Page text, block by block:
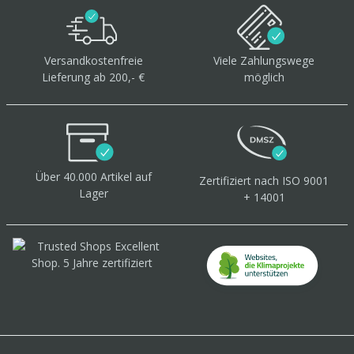
Versandkostenfreie
Lieferung ab 200,- €
Viele Zahlungswege
möglich
Über 40.000 Artikel auf
Lager
Zertifiziert nach ISO 9001
+ 14001